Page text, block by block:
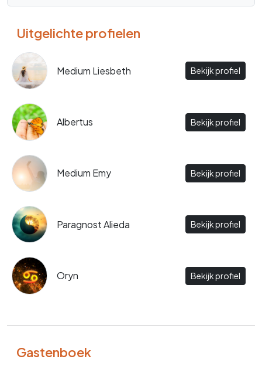
Uitgelichte profielen
Medium Liesbeth Bekijk profiel
Albertus Bekijk profiel
Medium Emy Bekijk profiel
Paragnost Alieda Bekijk profiel
Oryn Bekijk profiel
Gastenboek